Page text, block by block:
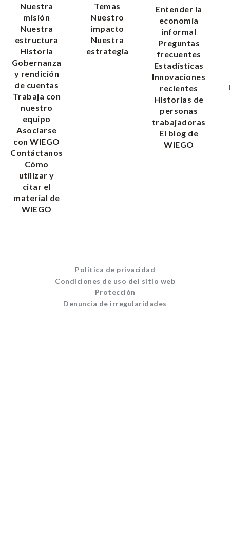
Nuestra
misión
Nuestra
estructura
Historia
Gobernanza
y rendición
de cuentas
Trabaja con
nuestro
equipo
Asociarse
con WIEGO
Contáctanos
Cómo
utilizar y
citar el
material de
WIEGO
Temas
Nuestro
impacto
Nuestra
estrategia
Entender la
economía
informal
Preguntas
frecuentes
Estadísticas
Innovaciones
recientes
Historias de
personas
trabajadoras
El blog de
WIEGO
Política de privacidad
Condiciones de uso del sitio web
Protección
Denuncia de irregularidades